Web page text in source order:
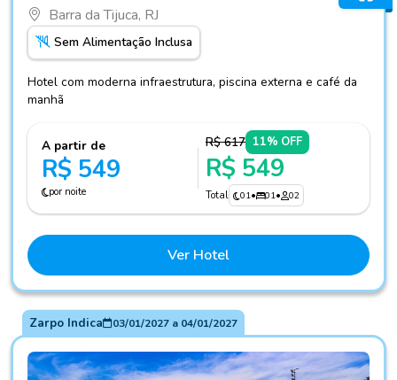
Barra da Tijuca, RJ
Sem Alimentação Inclusa
Hotel com moderna infraestrutura, piscina externa e café da
manhã
A partir de
R$ 549
por noite
R$ 617 11% OFF
R$ 549
Total 01• 01• 02
Ver Hotel
Zarpo Indica 03/01/2027a 04/01/2027